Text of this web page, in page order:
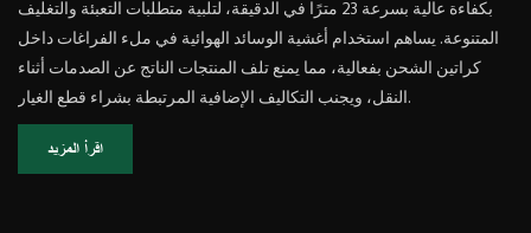
بكفاءة عالية بسرعة 23 مترًا في الدقيقة، لتلبية متطلبات التعبئة والتغليف
المتنوعة. يساهم استخدام أغشية الوسائد الهوائية في ملء الفراغات داخل
كراتين الشحن بفعالية، مما يمنع تلف المنتجات الناتج عن الصدمات أثناء
النقل، ويجنب التكاليف الإضافية المرتبطة بشراء قطع الغيار.
اقرأ المزيد